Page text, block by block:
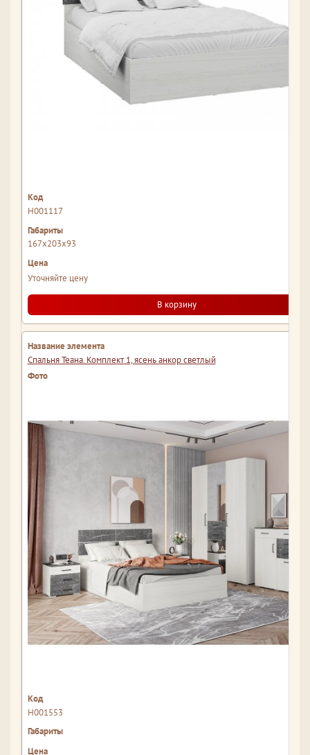
Н001117
167x203x93
Уточняйте цену
В корзину
Спальня Теана. Комплект 1, ясень анкор светлый
Н001553